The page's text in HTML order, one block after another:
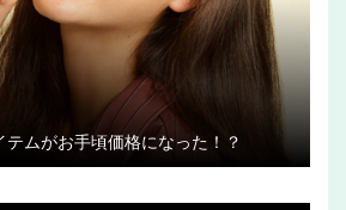
テムがお手頃価格になった！？